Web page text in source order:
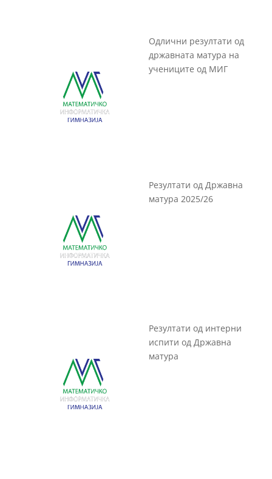
Одлични резултати од
државната матура на
учениците од МИГ
Резултати од Државна
матура 2025/26
Резултати од интерни
испити од Државна
матура